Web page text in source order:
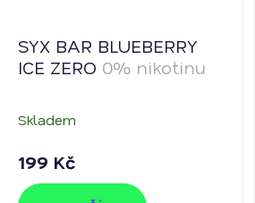
SYX BAR BLUEBERRY
ICE ZERO 0% nikotinu
Skladem
199 Kč